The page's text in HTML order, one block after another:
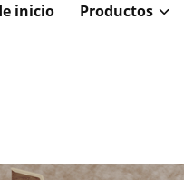
inicio Productos